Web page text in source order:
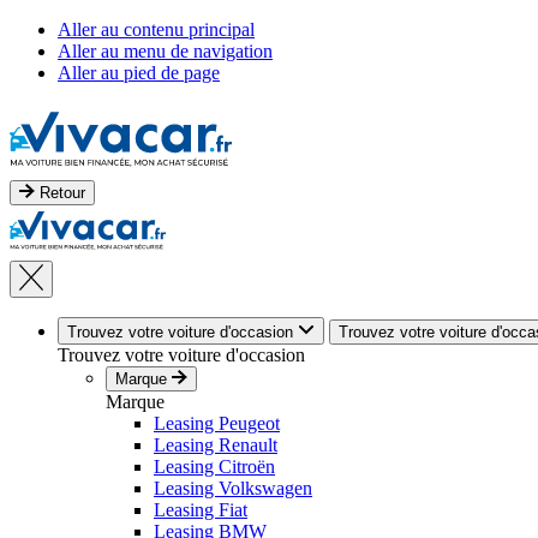
Aller au contenu principal
Aller au menu de navigation
Aller au pied de page
Retour
Trouvez votre voiture d'occasion Trouvez votre voiture
Trouvez votre voiture d'occasion
Marque
Marque
Leasing Peugeot
Leasing Renault
Leasing Citroën
Leasing Volkswagen
Leasing Fiat
Leasing BMW